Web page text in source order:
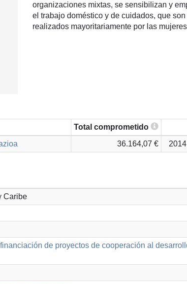
organizaciones mixtas, se sensibilizan y
el trabajo doméstico y de cuidados, que
realizados mayoritariamente por las
Total comprometido
36.164,07 € 2014
Caribe
de proyectos de cooperación al